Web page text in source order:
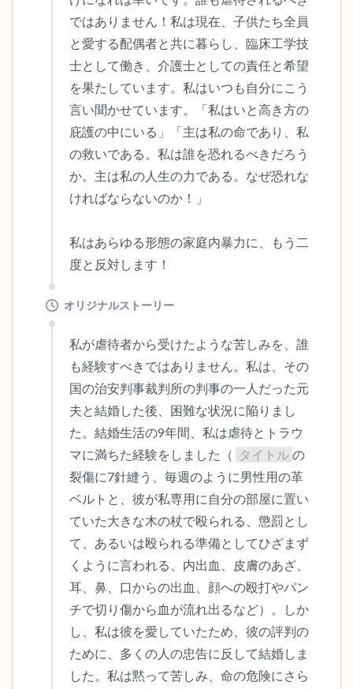
ではありません！私は現在、子供たち全員
と愛する配偶者と共に暮らし、臨床工学技
士として働き、介護士としての責任と希望
を果たしています。私はいつも自分にこう
言い聞かせています。「私はいと高き方の
庇護の中にいる」「主は私の命であり、私
の救いである。私は誰を恐れるべきだろう
か。主は私の人生の力である。なぜ恐れな
ければならないのか！」
私はあらゆる形態の家庭内暴力に、もう二
度と反対します！
オリジナルストーリー
私が虐待者から受けたような苦しみを、誰
も経験すべきではありません。私は、その
国の治安判事裁判所の判事の一人だった元
夫と結婚した後、困難な状況に陥りまし
た。結婚生活の9年間、私は虐待とトラウ
マに満ちた経験をしました（
タイトル の
裂傷に7針縫う、毎週のように男性用の革
ベルトと、彼が私専用に自分の部屋に置い
ていた大きな木の杖で殴られる、懲罰とし
て、あるいは殴られる準備としてひざまず
くように言われる、内出血、皮膚のあざ、
耳、鼻、口からの出血、顔への殴打やパン
チで切り傷から血が流れ出るなど）。しか
し、私は彼を愛していたため、彼の評判の
ために、多くの人の忠告に反して結婚しま
した。私は黙って苦しみ、命の危険にさら